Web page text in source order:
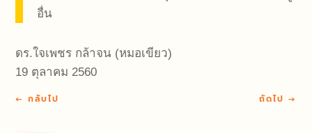
อื่น
ดร.ใจเพชร กล้าจน (หมอเขียว)
19 ตุลาคม 2560
←กลับไป ถัดไป →